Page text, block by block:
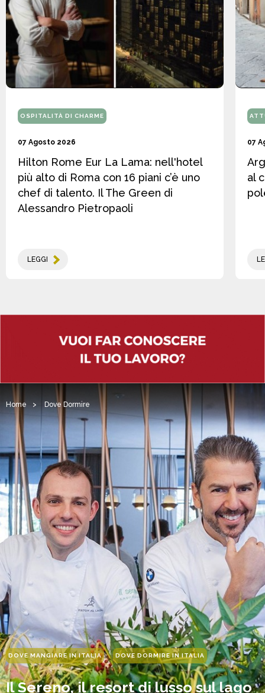
OSPITALITÀ DI CHARME
07 Agosto 2026
Hilton Rome Eur La Lama: nell'hotel
più alto di Roma con 16 piani c’è uno
chef di talento. Il The Green di
Alessandro Pietropaoli
LEGGI
07
al
Home > Dove Dormire
DOVE MANGIARE IN ITALIA DOVE DORMIRE IN ITALIA
Il Sereno, il resort di lusso sul lago